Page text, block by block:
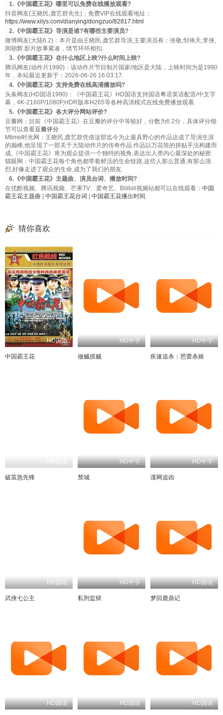
1.《中国霸王花》哪里可以免费在线播放观看?
抖音网友(王晓民,龚艺群先生)：免费VIP在线观看地址：
https://www.xilys.com/dianying/dongzuo/82817.html
2.《中国霸王花》导演是谁?有哪些主要演员?
微博网友(大陆6.2)：本片是由王晓民,龚艺群导演,主要演员有：张敬,邹倚天,李侠,
闵朝辉.影片故事紧凑，情节环环相扣.
3.《中国霸王花》在什么地区上映?什么时间上映?
腾讯网友(动作片1990)：该动作片节目制片国家/地区是大陆，上映时间为是1990
年，本站最近更新于：2026-06-26 16:03:17.
4.《中国霸王花》支持免费在线高清播放吗?
头条网友(HD国语1990)：《中国霸王花》HD国语支持国语粤语英语配音/中文字
幕，4K-2160P/1080P,HDR版本H265等各种高清模式在线免费播放观看.
5.《中国霸王花》各大评分网站评价?
豆瓣网：目前《中国霸王花》在豆瓣的评分中等较好，分数为6.2分，具体评分细
节可以查看豆瓣评分.
Mtime时光网：王晓民,龚艺群凭借这部迄今为止最具野心的作品达成了导演生涯
的巅峰,他呈现了一部关于大陆动作片的传奇作品.作品以万花筒的拼贴手法构建而
成,《中国霸王花》将为观众提供一个独特的视角,表达出人类内心最深处的秘密.
猫眼网：中国霸王花每个角色都带着鲜活的生命纹路,这些人那么普通,有那么强
烈,好像走进了观众的生命,成为了我们的朋友.
6.《中国霸王花》主题曲、演员台词、播放时间?
在优酷视频、腾讯视频、芒果TV、爱奇艺、Bilibili视频站都可以在线观看： 中国
霸王花主题曲
中国霸王花台词 中国霸王花播出时间 .
猜你喜欢
HD国语
中国霸王花
HD中字
做贼抓贼
HD中字
疾速追杀：芭蕾杀姬
破茧急先锋
HD中字
禁城
HD中字
谍网追凶
HD国语
武侠七公主
HD中字
私刑监狱
HD国语
梦回鹿鼎记
HD国语 HD国语 HD国语